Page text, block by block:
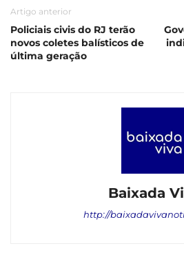
Artigo anterior
Policiais civis do RJ terão
novos coletes balísticos de
última geração
Baixada
http://